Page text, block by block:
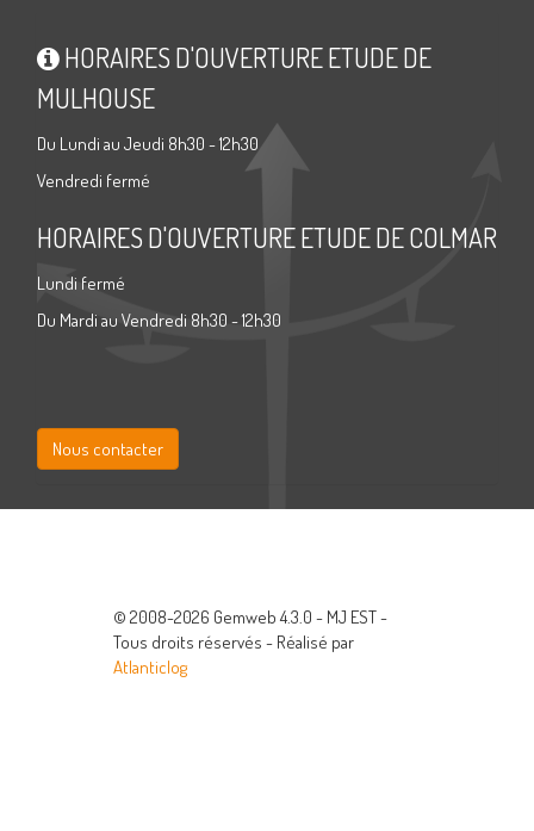
HORAIRES D'OUVERTURE ETUDE DE
MULHOUSE
Du Lundi au Jeudi 8h30 - 12h30
Vendredi fermé
HORAIRES D'OUVERTURE ETUDE DE COLMAR
Lundi fermé
Du Mardi au Vendredi 8h30 - 12h30
Nous contacter
© 2008-2026 Gemweb 4.3.0 - MJ EST -
Tous droits réservés - Réalisé par
Atlanticlog